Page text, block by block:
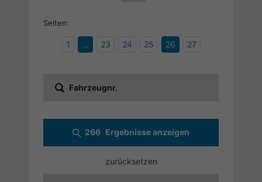
Seiten:
1 ... 23 24 25 26 27
266 Ergebnisse anzeigen
zurücksetzen